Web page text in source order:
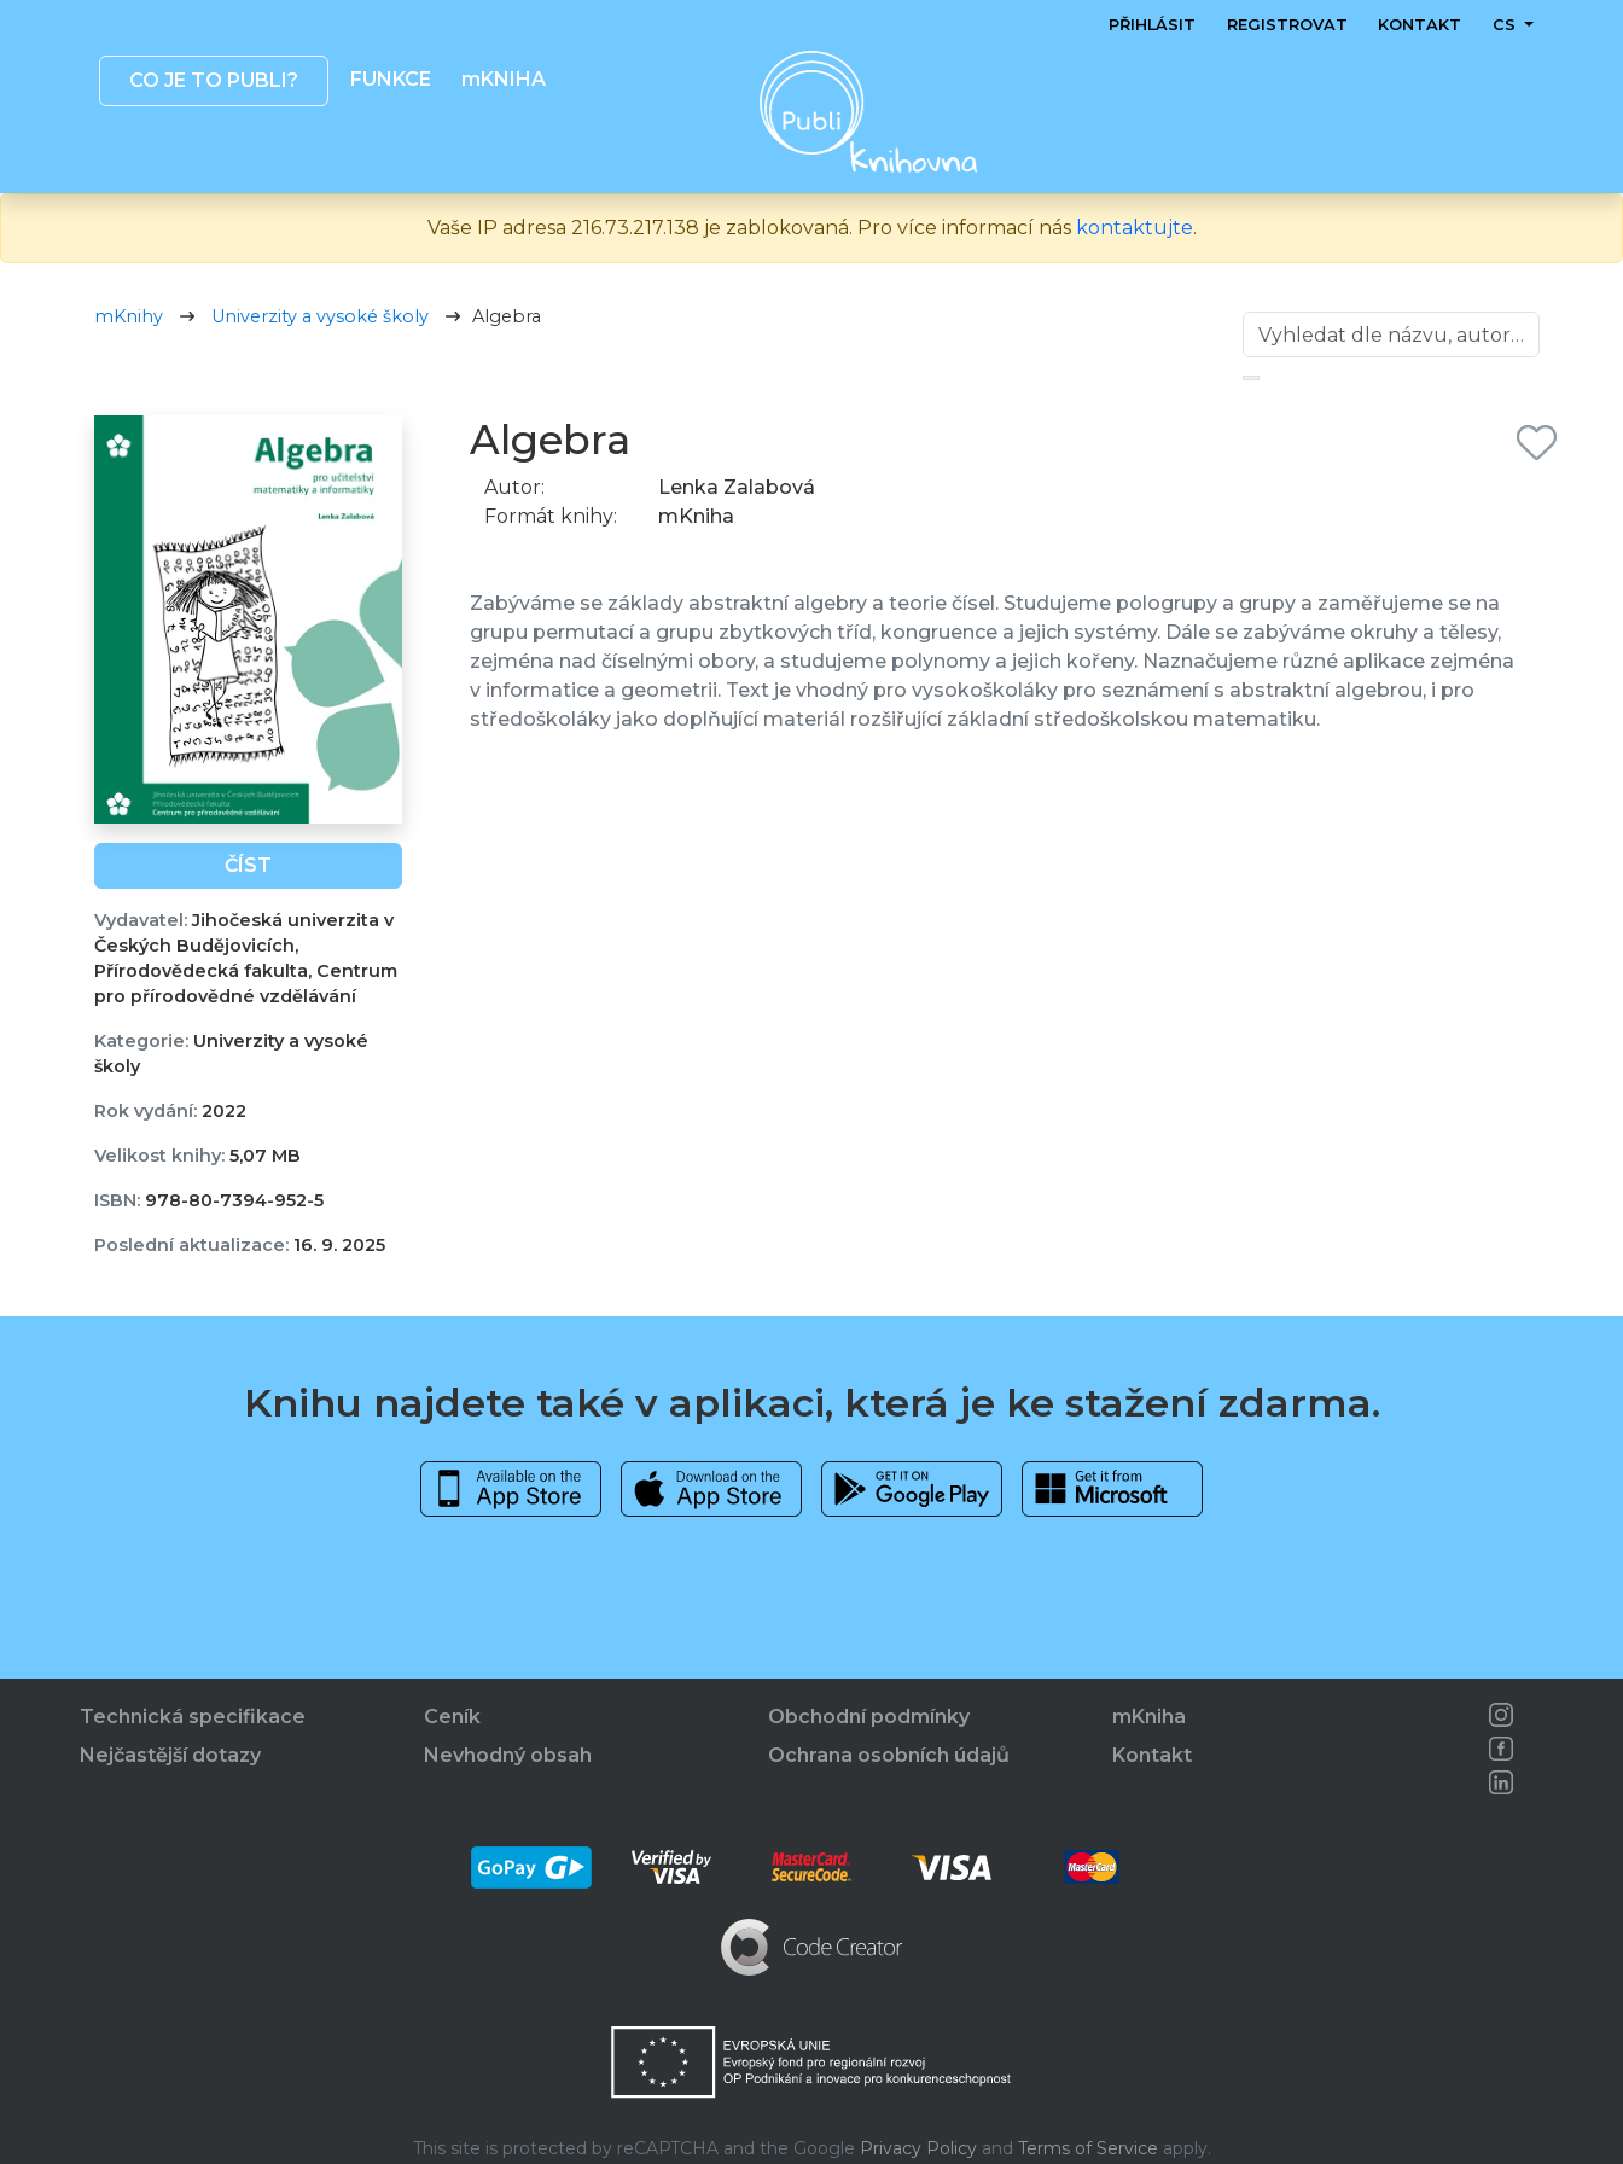
CO JE TO PUBLI? FUNKCE mKNIHA
PŘIHLÁSIT REGISTROVAT KONTAKT CS
Vaše IP adresa 216.73.217.138 je zablokovaná. Pro více informací nás kontaktujte.
mKnihy Univerzity a vysoké školy Algebra
ČÍST
Vydavatel:Jihočeská univerzita v
Českých Budějovicích,
Přírodovědecká fakulta, Centrum
pro přírodovědné vzdělávání
Kategorie:Univerzity a vysoké
školy
Rok vydání:2022
Velikost knihy:5,07 MB
ISBN:978-80-7394-952-5
Poslední aktualizace:16. 9. 2025
Algebra
Autor:
Lenka Zalabová
Formát knihy:
mKniha
Zabýváme se základy abstraktní algebry a teorie čísel. Studujeme pologrupy a grupy a zaměřujeme se na
grupu permutací a grupu zbytkových tříd, kongruence a jejich systémy. Dále se zabýváme okruhy a tělesy,
zejména nad číselnými obory, a studujeme polynomy a jejich kořeny. Naznačujeme různé aplikace zejména
v informatice a geometrii. Text je vhodný pro vysokoškoláky pro seznámení s abstraktní algebrou, i pro
středoškoláky jako doplňující materiál rozšiřující základní středoškolskou matematiku.
Knihu najdete také v aplikaci, která je ke stažení zdarma.
Technická specifikace
Nejčastější dotazy
Ceník
Nevhodný obsah
Obchodní podmínky
Ochrana osobních údajů
mKniha
Kontakt
This site is protected by reCAPTCHA and the Google Privacy Policyand Terms of Service apply.